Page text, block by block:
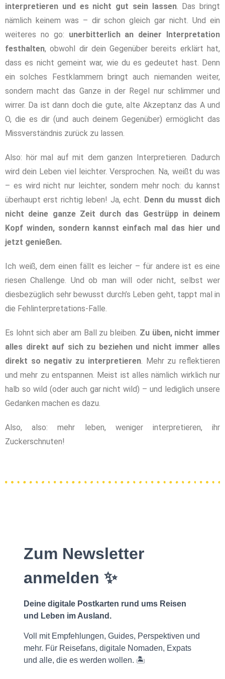
interpretieren und es nicht gut sein lassen. Das bringt
nämlich keinem was – dir schon gleich gar nicht. Und ein
weiteres no go: unerbitterlich an deiner Interpretation
festhalten, obwohl dir dein Gegenüber bereits erklärt hat,
dass es nicht gemeint war, wie du es gedeutet hast. Denn
ein solches Festklammern bringt auch niemanden weiter,
sondern macht das Ganze in der Regel nur schlimmer und
wirrer. Da ist dann doch die gute, alte Akzeptanz das A und
O, die es dir (und auch deinem Gegenüber) ermöglicht das
Missverständnis zurück zu lassen.
Also: hör mal auf mit dem ganzen Interpretieren. Dadurch
wird dein Leben viel leichter. Versprochen. Na, weißt du was
– es wird nicht nur leichter, sondern mehr noch: du kannst
überhaupt erst richtig leben! Ja, echt. Denn du musst dich
nicht deine ganze Zeit durch das Gestrüpp in deinem
Kopf winden, sondern kannst einfach mal das hier und
jetzt genießen.
Ich weiß, dem einen fällt es leicher – für andere ist es eine
riesen Challenge. Und ob man will oder nicht, selbst wer
diesbezüglich sehr bewusst durch’s Leben geht, tappt mal in
die Fehlinterpretations-Falle.
Es lohnt sich aber am Ball zu bleiben. Zu üben, nicht immer
alles direkt auf sich zu beziehen und nicht immer alles
direkt so negativ zu interpretieren. Mehr zu reflektieren
und mehr zu entspannen. Meist ist alles nämlich wirklich nur
halb so wild (oder auch gar nicht wild) – und lediglich unsere
Gedanken machen es dazu.
Also, also: mehr leben, weniger interpretieren, ihr
Zuckerschnuten!
Zum Newsletter
anmelden ✨
Deine digitale Postkarten rund ums Reisen
und Leben im Ausland.
Voll mit Empfehlungen, Guides, Perspektiven und
mehr. Für Reisefans, digitale Nomaden, Expats
und alle, die es werden wollen. 🏝️